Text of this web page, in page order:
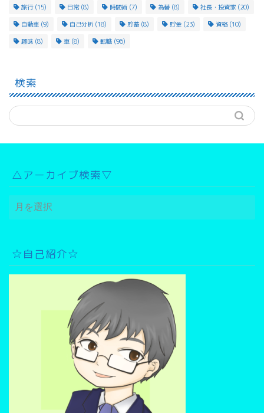
旅行(15) 日常(8) 時間術 (7) 為替 (8) 社長・投資家 (20)
自動車 (9) 自己分析 (18) 貯蓄 (8) 貯金 (23) 資格(10)
趣味 (8) 車 (8) 転職 (96)
検索
△アーカイブ検索▽
△
ア
イ
ブ
検
☆自己紹介☆